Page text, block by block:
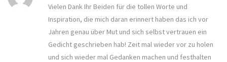
Vielen Dank Ihr Beiden für die tollen Worte und
Inspiration, die mich daran erinnert haben das ich vor
Jahren genau über Mut und sich selbst vertrauen ein
Gedicht geschrieben hab! Zeit mal wieder vor zu holen
und sich wieder mal Gedanken machen und festhalten